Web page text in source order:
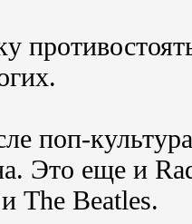
поп-
Это еще и
The Beatles.